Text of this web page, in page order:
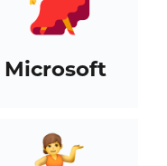
Microsoft